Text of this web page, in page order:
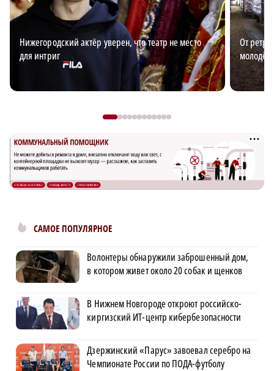
Нижегородский актёр уверен, что театр не место
для интриг
От
САМОЕ ПОПУЛЯРНОЕ
Волонтеры обнаружили заброшенный дом,
в котором живет около 20 собак и щенков
В Нижнем Новгороде откроют российско-
киргизский ИТ-центр кибербезопасности
Дзержинский «Парус» завоевал серебро на
Чемпионате России по ПОДА-футболу